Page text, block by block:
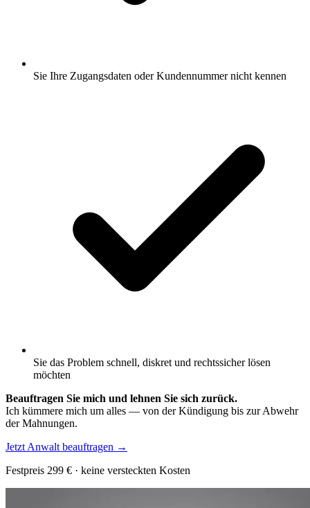
Sie Ihre Zugangsdaten oder Kundennummer nicht kennen
Sie das Problem schnell, diskret und rechtssicher lösen
möchten
Beauftragen Sie mich und lehnen Sie sich zurück.
Ich kümmere mich um alles — von der Kündigung bis zur Abwehr
der Mahnungen.
Jetzt Anwalt beauftragen →
Festpreis 299 € · keine versteckten Kosten